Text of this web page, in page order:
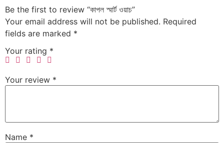
Be the first to review “কাপল স্মার্ট ওয়াচ”
Your email address will not be published. Required
fields are marked *
Your rating *
Your review *
Name *